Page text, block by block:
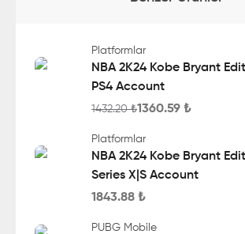
Platformlar
NBA 2K24 Kobe Bryant
PS4 Account
1432.20₺1360.59 ₺
Platformlar
NBA 2K24 Kobe Bryant
Series X|S Account
1843.88 ₺
PUBG Mobile